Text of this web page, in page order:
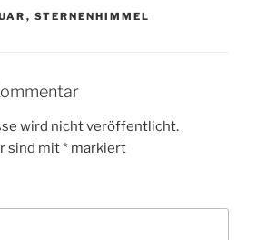
, STERNENHIMMEL
wird nicht veröffentlicht.
sind mit* markiert